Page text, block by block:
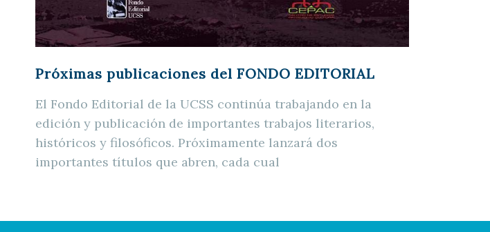
Próximas publicaciones del FONDO EDITORIAL
El Fondo Editorial de la UCSS continúa trabajando en la
edición y publicación de importantes trabajos literarios,
históricos y filosóficos. Próximamente lanzará dos
importantes títulos que abren, cada cual